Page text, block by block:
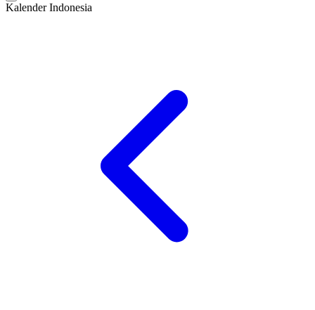
Kalender Indonesia